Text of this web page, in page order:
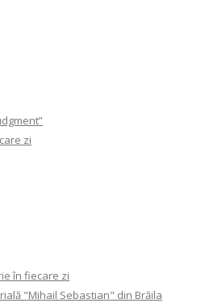
zi
în fiecare zi
"Mihail Sebastian" din Brăila